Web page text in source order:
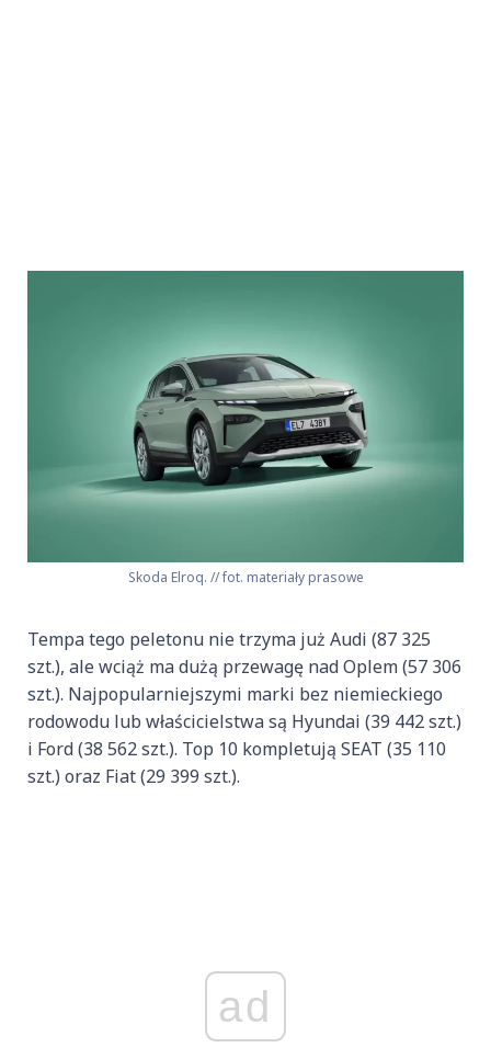
Skoda Elroq. // fot. materiały prasowe
Tempa tego peletonu nie trzyma już Audi (87 325
szt.), ale wciąż ma dużą przewagę nad Oplem (57 306
szt.). Najpopularniejszymi marki bez niemieckiego
rodowodu lub właścicielstwa są Hyundai (39 442 szt.)
i Ford (38 562 szt.). Top 10 kompletują SEAT (35 110
szt.) oraz Fiat (29 399 szt.).
ad